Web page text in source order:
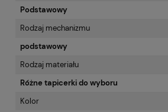
Podstawowy
Rodzaj mechanizmu
podstawowy
Rodzaj materiału
Różne tapicerki do wyboru
Kolor